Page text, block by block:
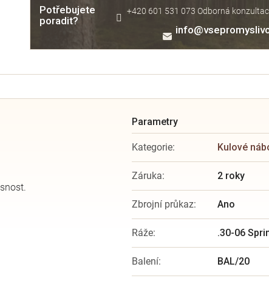
Potřebujete
poradit?
info@
+420 601 531 073 Odborná
Kategorie: Kulové
Záruka: 2 roky
Zbrojní průkaz: Ano
Ráže: .30-06
Balení: BAL/20